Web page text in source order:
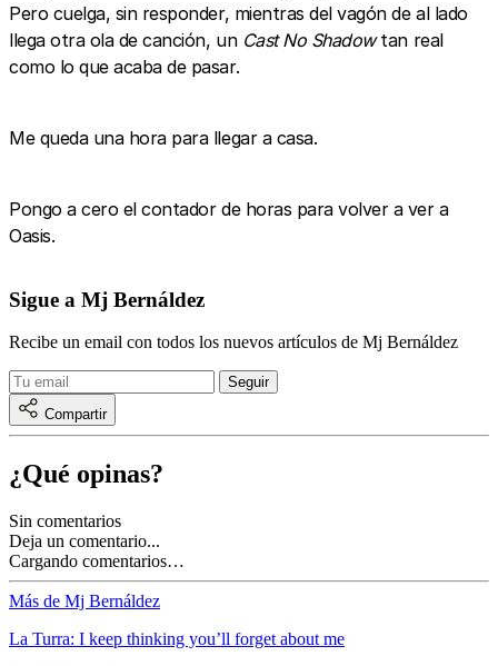
Pero cuelga, sin responder, mientras del vagón de al lado
llega otra ola de canción, un Cast No Shadowtan real
como lo que acaba de pasar.
Me queda una hora para llegar a casa.
Pongo a cero el contador de horas para volver a ver a
Oasis.
Sigue a Mj Bernáldez
Recibe un email con todos los nuevos artículos de Mj Bernáldez
Compartir
¿Qué opinas?
Sin comentarios
Deja un comentario...
Cargando comentarios…
Más de Mj Bernáldez
La Turra: I keep thinking you’ll forget about me